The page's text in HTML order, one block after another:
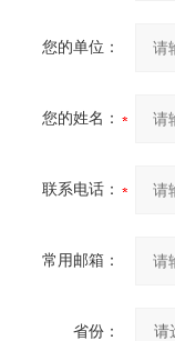
您的单位：
您的姓名：
联系电话：
常用邮箱：
省份：